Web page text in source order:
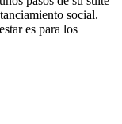
social.
es para los